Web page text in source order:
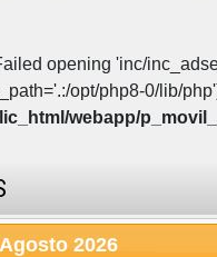
opening 'inc/
opt/php8-0/lib/
webapp/
Agosto 2026